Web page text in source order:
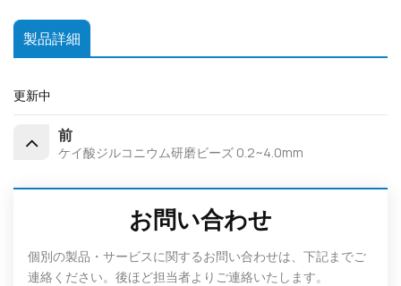
製品詳細
更新中
前
ケイ酸ジルコニウム研磨ビーズ 0.2~4.0mm
お問い合わせ
個別の製品・サービスに関するお問い合わせは、下記までご
連絡ください。後ほど担当者よりご連絡いたします。